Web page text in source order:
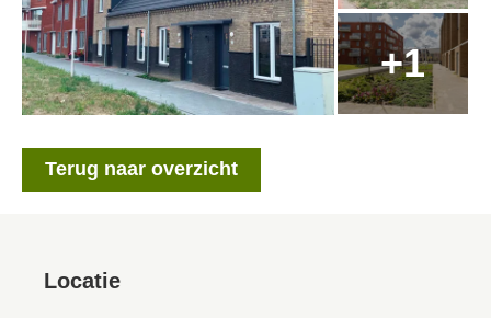
Terug naar overzicht
Locatie